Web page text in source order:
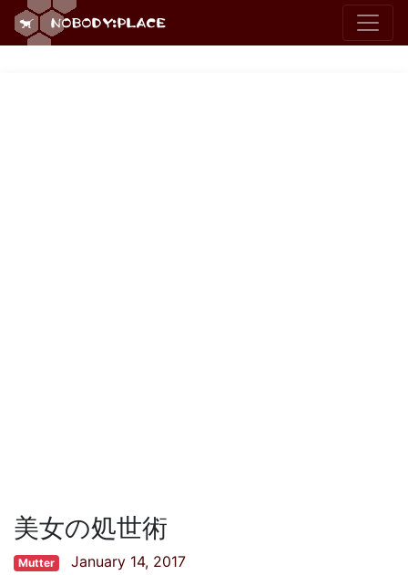
美女の処世術
Mutter January 14, 2017